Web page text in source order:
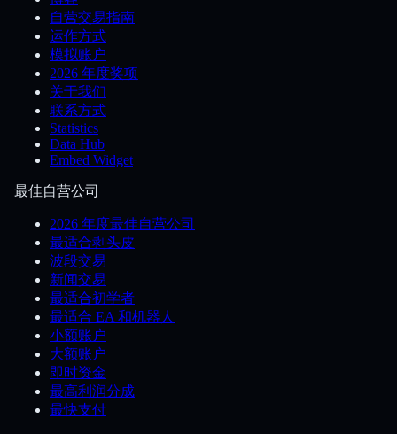
自营交易指南
运作方式
模拟账户
2026 年度奖项
关于我们
联系方式
Statistics
Data Hub
Embed Widget
最佳自营公司
2026 年度最佳自营公司
最适合剥头皮
波段交易
新闻交易
最适合初学者
最适合 EA 和机器人
小额账户
大额账户
即时资金
最高利润分成
最快支付